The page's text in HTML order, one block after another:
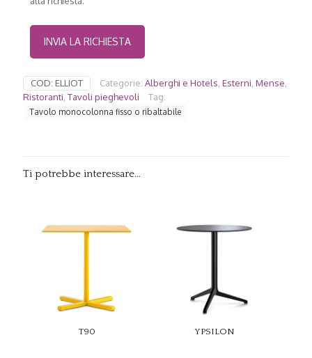
COD: ELLIOT Categorie: Alberghi e Hotels Esterni Mense
Ristoranti Tavoli pieghevoli Tag:
Tavolo monocolonna fisso o ribaltabile
Ti potrebbe interessare…
T90 YPSILON